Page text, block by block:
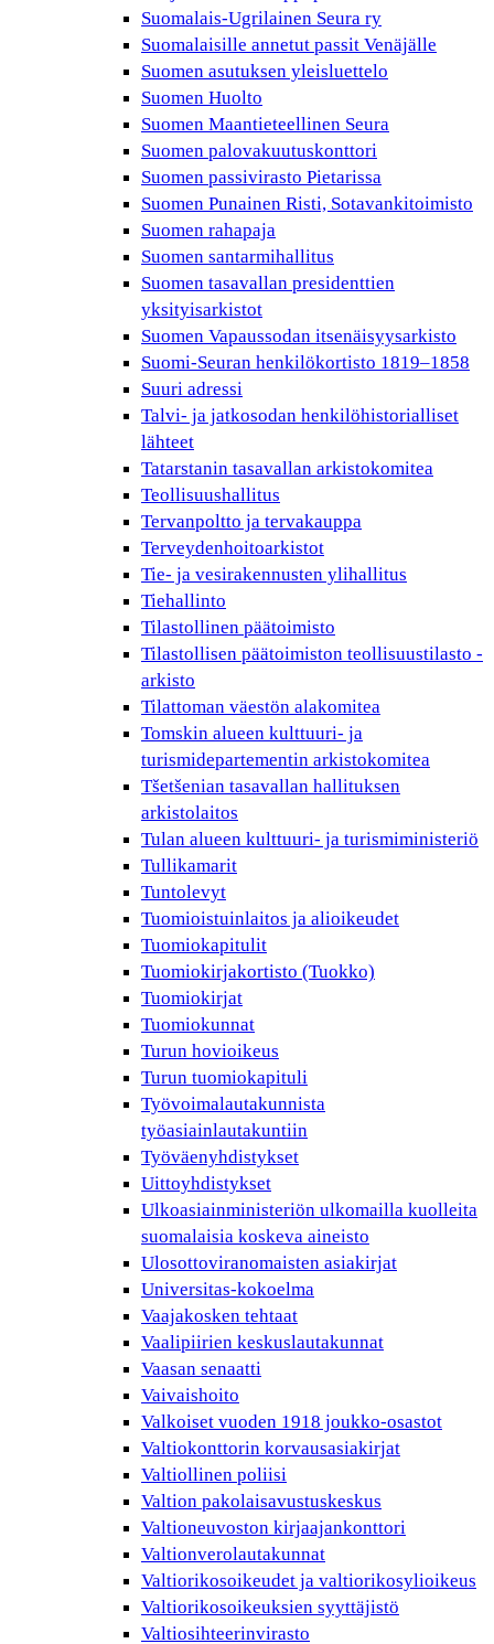
Suomalais-Ugrilainen Seura ry
Suomalaisille annetut passit Venäjälle
Suomen asutuksen yleisluettelo
Suomen Huolto
Suomen Maantieteellinen Seura
Suomen palovakuutuskonttori
Suomen passivirasto Pietarissa
Suomen Punainen Risti, Sotavankitoimisto
Suomen rahapaja
Suomen santarmihallitus
Suomen tasavallan presidenttien
yksityisarkistot
Suomen Vapaussodan itsenäisyysarkisto
Suomi-Seuran henkilökortisto 1819–1858
Suuri adressi
Talvi- ja jatkosodan henkilöhistorialliset
lähteet
Tatarstanin tasavallan arkistokomitea
Teollisuushallitus
Tervanpoltto ja tervakauppa
Terveydenhoitoarkistot
Tie- ja vesirakennusten ylihallitus
Tiehallinto
Tilastollinen päätoimisto
Tilastollisen päätoimiston teollisuustilasto -
arkisto
Tilattoman väestön alakomitea
Tomskin alueen kulttuuri- ja
turismidepartementin arkistokomitea
Tšetšenian tasavallan hallituksen
arkistolaitos
Tulan alueen kulttuuri- ja turismiministeriö
Tullikamarit
Tuntolevyt
Tuomioistuinlaitos ja alioikeudet
Tuomiokapitulit
Tuomiokirjakortisto (Tuokko)
Tuomiokirjat
Tuomiokunnat
Turun hovioikeus
Turun tuomiokapituli
Työvoimalautakunnista
työasiainlautakuntiin
Työväenyhdistykset
Uittoyhdistykset
Ulkoasiainministeriön ulkomailla kuolleita
suomalaisia koskeva aineisto
Ulosottoviranomaisten asiakirjat
Universitas-kokoelma
Vaajakosken tehtaat
Vaalipiirien keskuslautakunnat
Vaasan senaatti
Vaivaishoito
Valkoiset vuoden 1918 joukko-osastot
Valtiokonttorin korvausasiakirjat
Valtiollinen poliisi
Valtion pakolaisavustuskeskus
Valtioneuvoston kirjaajankonttori
Valtionverolautakunnat
Valtiorikosoikeudet ja valtiorikosylioikeus
Valtiorikosoikeuksien syyttäjistö
Valtiosihteerinvirasto